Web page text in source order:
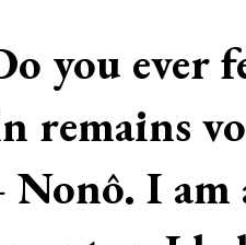
you ever
remains
I am